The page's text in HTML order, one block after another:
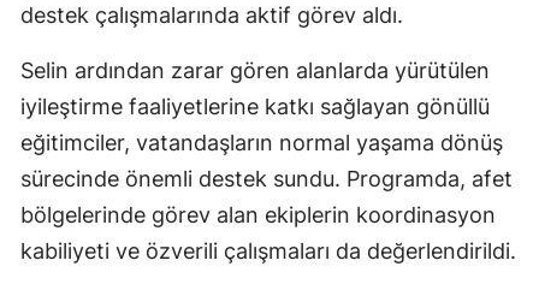
destek çalışmalarında aktif görev aldı.
Selin ardından zarar gören alanlarda yürütülen
iyileştirme faaliyetlerine katkı sağlayan gönüllü
eğitimciler, vatandaşların normal yaşama dönüş
sürecinde önemli destek sundu. Programda, afet
bölgelerinde görev alan ekiplerin koordinasyon
kabiliyeti ve özverili çalışmaları da değerlendirildi.